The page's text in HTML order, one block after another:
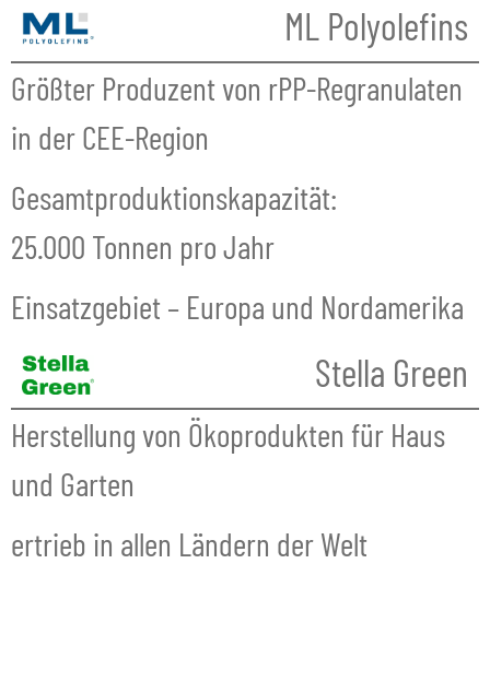
ML Polyolefins
Größter Produzent von rPP-Regranulaten
in der CEE-Region
Gesamtproduktionskapazität:
25.000 Tonnen pro Jahr
Einsatzgebiet – Europa und Nordamerika
Stella Green
Herstellung von Ökoprodukten für Haus
und Garten
ertrieb in allen Ländern der Welt